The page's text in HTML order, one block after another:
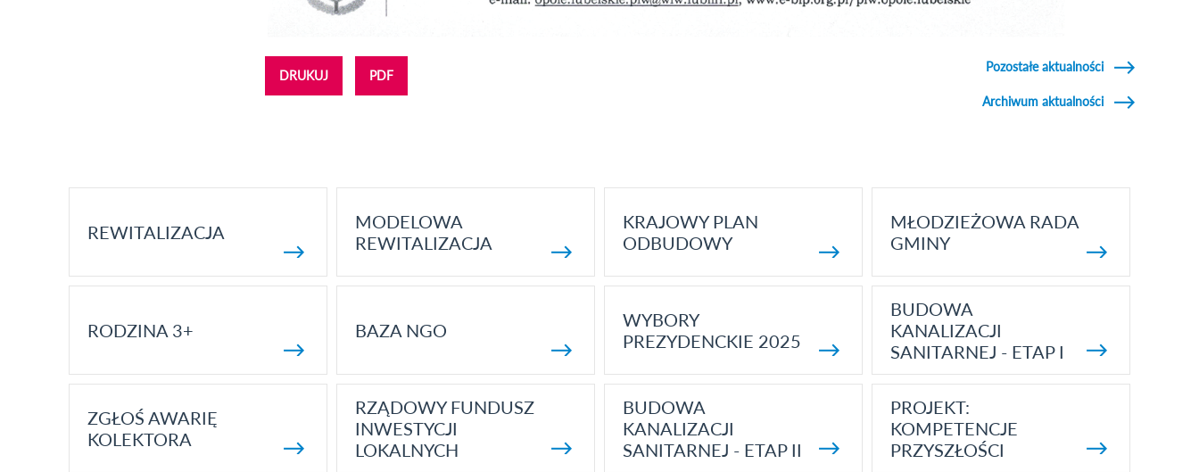
DRUKUJ PDF
Pozostałe aktualności
Archiwum aktualności
REWITALIZACJA
MODELOWA
REWITALIZACJA
KRAJOWY PLAN
ODBUDOWY
MŁODZIEŻOWA RADA
GMINY
RODZINA 3+ BAZA NGO
WYBORY
PREZYDENCKIE 2025
BUDOWA
KANALIZACJI
SANITARNEJ - ETAP I
ZGŁOŚ AWARIĘ
KOLEKTORA
RZĄDOWY FUNDUSZ
INWESTYCJI
LOKALNYCH
BUDOWA
KANALIZACJI
SANITARNEJ - ETAP II
PROJEKT:
KOMPETENCJE
PRZYSZŁOŚCI